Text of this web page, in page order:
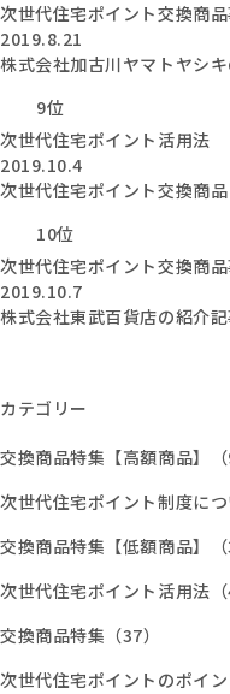
次世代住宅ポイント交換商
2019.8.21
株式会社加古川ヤマトヤシ
9位
次世代住宅ポイント活用法
2019.10.4
次世代住宅ポイント交換商
10位
次世代住宅ポイント交換商
2019.10.7
株式会社東武百貨店の紹介記
カテゴリー
交換商品特集【高額商品】（
次世代住宅ポイント制度につ
交換商品特集【低額商品】（
次世代住宅ポイント活用法（
交換商品特集（37）
次世代住宅ポイントのポイン